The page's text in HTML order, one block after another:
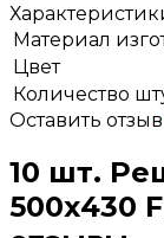
Материал
Цвет
Количество
Оставить отзыв
10 шт.
500х430